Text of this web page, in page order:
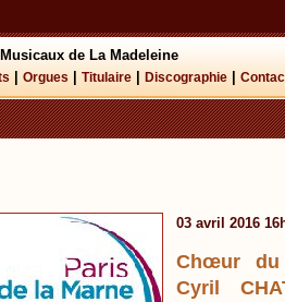
de La Madeleine
Orgues Titulaire Discographie
03 avril 2016
Chœur du
Cyril